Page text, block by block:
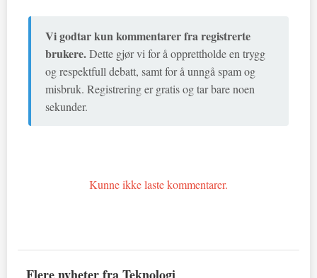
Vi godtar kun kommentarer fra registrerte
brukere.Dette gjør vi for å opprettholde en trygg
og respektfull debatt, samt for å unngå spam og
misbruk. Registrering er gratis og tar bare noen
sekunder.
Kunne ikke laste kommentarer.
Flere nyheter fra Teknologi